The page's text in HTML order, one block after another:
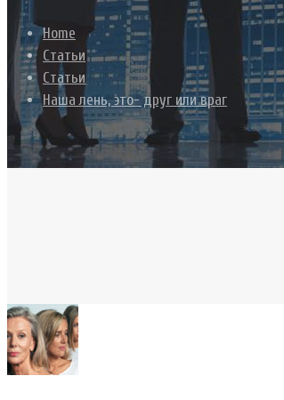
Home
Статьи
Статьи
Наша лень, это- друг или враг